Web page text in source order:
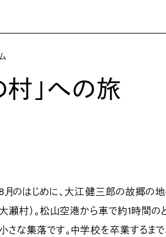
村」への旅
月のはじめに、大江健三郎の故郷の
大瀬村）。松山空港から車で約1時間の
さな集落です。中学校を卒業するまで